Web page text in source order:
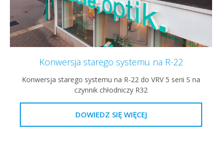
Konwersja starego systemu na R-22
Konwersja starego systemu na R-22 do VRV 5 serii S na
czynnik chłodniczy R32
DOWIEDZ SIĘ WIĘCEJ